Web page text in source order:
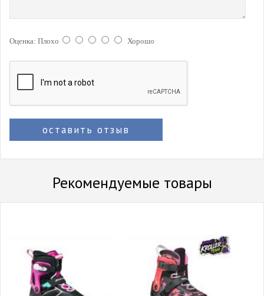
Оценка: Плохо Хорошо
оставить отзыв
Рекомендуемые товары